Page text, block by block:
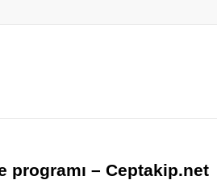
programı – Ceptakip.net